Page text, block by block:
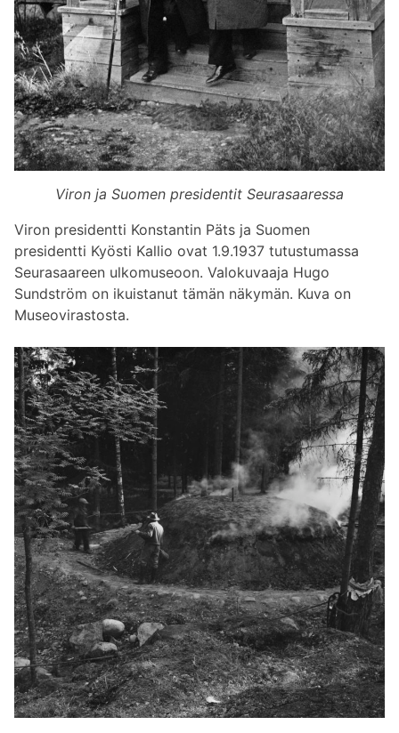
Viron ja Suomen presidentit Seurasaaressa
Viron presidentti Konstantin Päts ja Suomen
presidentti Kyösti Kallio ovat 1.9.1937 tutustumassa
Seurasaareen ulkomuseoon. Valokuvaaja Hugo
Sundström on ikuistanut tämän näkymän. Kuva on
Museovirastosta.